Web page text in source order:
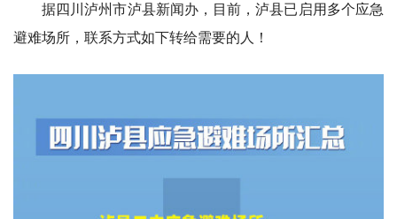
据四川泸州市泸县新闻办，目前，泸县已启用多个应急
避难场所，联系方式如下转给需要的人！